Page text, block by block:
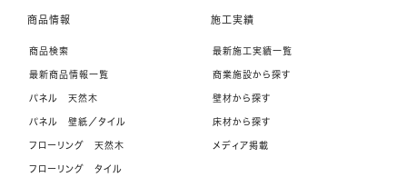
商品情報
商品検索
最新商品情報一覧
パネル 天然木
パネル 壁紙／タイル
フローリング 天然木
フローリング タイル
施工実績
最新施工実績一覧
商業施設から探す
壁材から探す
床材から探す
メディア掲載